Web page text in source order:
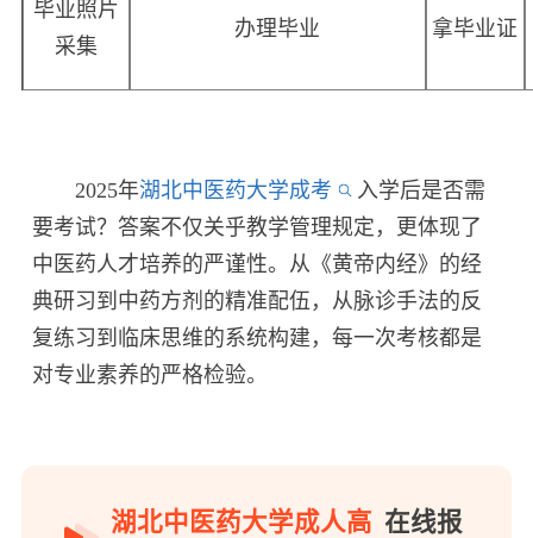
毕业照片
采集
办理毕业 拿毕业证
2025年湖北中医药大学成考
入学后是否需
要考试？答案不仅关乎教学管理规定，更体现了
中医药人才培养的严谨性。从《黄帝内经》的经
典研习到中药方剂的精准配伍，从脉诊手法的反
复练习到临床思维的系统构建，每一次考核都是
对专业素养的严格检验。
湖北中医药大学成人高 在线报